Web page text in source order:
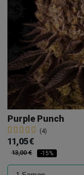
Purple Punch
(4)
11,05 €
13,00 € -15%